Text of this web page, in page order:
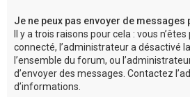
Je ne peux pas envoyer de messages
Il y a trois raisons pour cela : vous
connecté, l’administrateur a désactivé
l’ensemble du forum, ou
d’envoyer des messages. Contactez
d’informations.